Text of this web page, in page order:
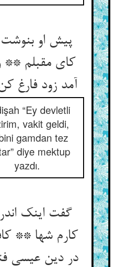
پیش او
کای مقبلم **
“Ey devletli
vakit geldi,
gamdan tez
diye mektup
yazdı.
گفت اینک
کارم شها **
در دین عیسی